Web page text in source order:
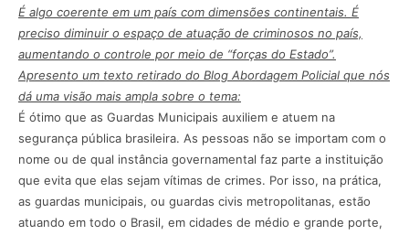
É algo coerente em um país com dimensões continentais. É
preciso diminuir o espaço de atuação de criminosos no país,
aumentando o controle por meio de “forças do Estado”.
Apresento um texto retirado do Blog Abordagem Policial que nós
dá uma visão mais ampla sobre o tema:
É ótimo que as Guardas Municipais auxiliem e atuem na
segurança pública brasileira. As pessoas não se importam com o
nome ou de qual instância governamental faz parte a instituição
que evita que elas sejam vítimas de crimes. Por isso, na prática,
as guardas municipais, ou guardas civis metropolitanas, estão
atuando em todo o Brasil, em cidades de médio e grande porte,